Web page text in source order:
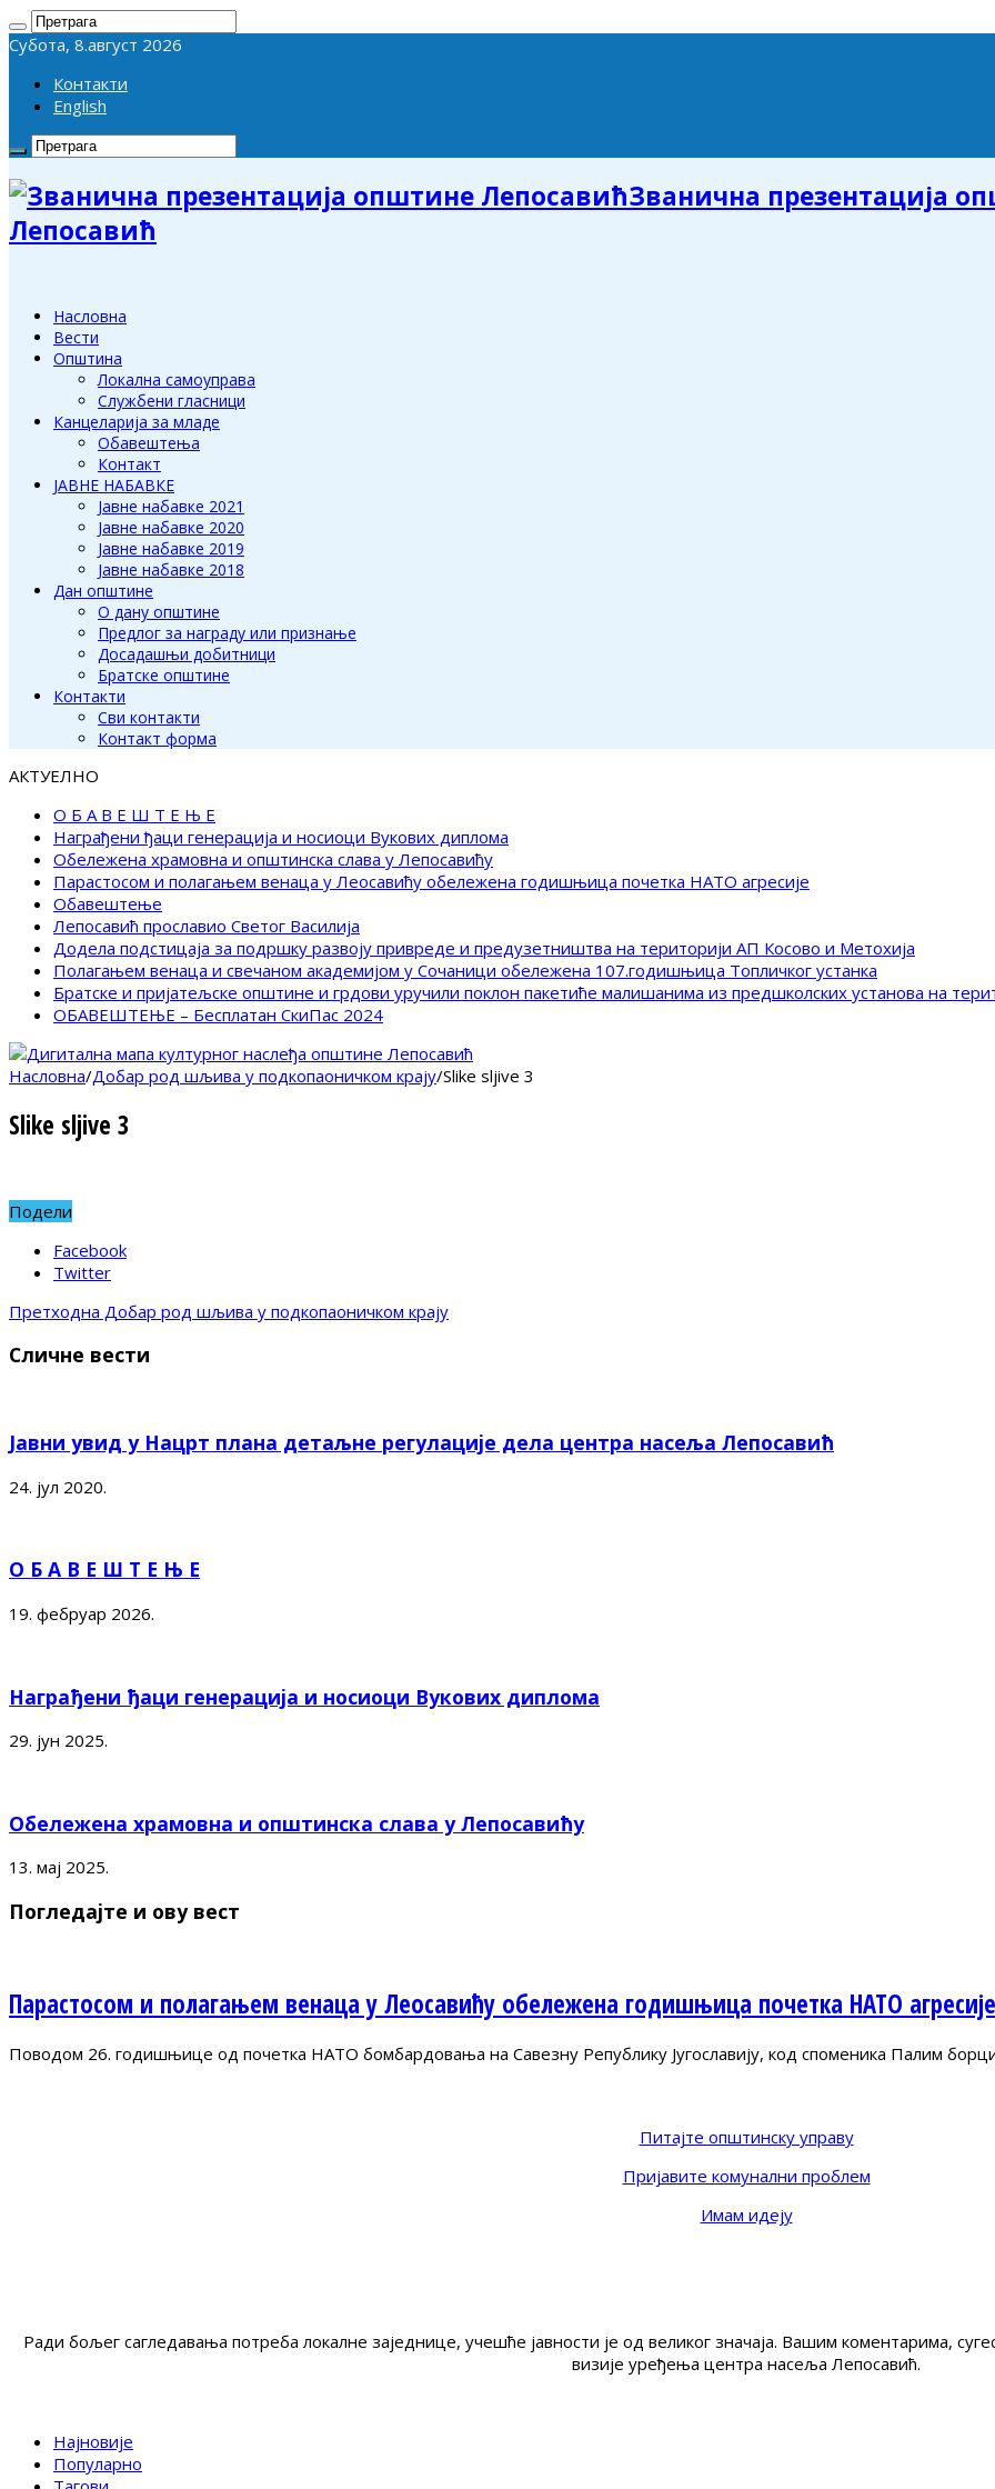
Субота, 8.август 2026
Контакти
English
Званична презентација
Лепосавић
Насловна
Вести
Општина
Локална самоуправа
Службени гласници
Канцеларија за младе
Обавештења
Контакт
ЈАВНЕ НАБАВКЕ
Јавне набавке 2021
Јавне набавке 2020
Јавне набавке 2019
Јавне набавке 2018
Дан општине
О дану општине
Предлог за награду или признање
Досадашњи добитници
Братске општине
Контакти
Сви контакти
Контакт форма
АКТУЕЛНО
О Б А В Е Ш Т Е Њ Е
Награђени ђаци генерација и носиоци Вукових диплома
Обележена храмовна и општинска слава у Лепосавићу
Парастосом и полагањем венаца у Леосавићу обележена годишњица почетка НАТО агресије
Обавештење
Лепосавић прославио Светог Василија
Додела подстицаја за подршку развоју привреде и предузетништва на територији АП Косово и Метохија
Полагањем венаца и свечаном академијом у Сочаници обележена 107.годишњица Топличког устанка
Братске и пријатељске општине и грдови уручили поклон пакетиће малишанима из предшколских установа на
ОБАВЕШТЕЊЕ – Бесплатан СкиПас 2024
Насловна/Добар род шљива у подкопаоничком крају/Slike sljive 3
Slike sljive 3
Подели
Facebook
Twitter
Претходна Добар род шљива у подкопаоничком крају
Сличне вести
Јавни увид у Нацрт плана детаљне регулације дела центра насеља Лепосавић
24. јул 2020.
О Б А В Е Ш Т Е Њ Е
19. фебруар 2026.
Награђени ђаци генерација и носиоци Вукових диплома
29. јун 2025.
Обележена храмовна и општинска слава у Лепосавићу
13. мај 2025.
Погледајте и ову вест
Парастосом и полагањем венаца у Леосавићу обележена годишњица почетка НАТО агресије
Поводом 26. годишњице од почетка НАТО бомбардовања на Савезну Републику Југославију, код споменика Палим
Питајте општинску управу
Пријавите комунални проблем
Имам идеју
Ради бољег сагледавања потреба локалне заједнице, учешће јавности је од великог значаја. Вашим коментарима,
визије уређења центра насеља Лепосавић.
Најновије
Популарно